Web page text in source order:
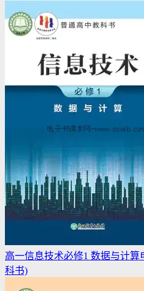
高一信息技术必修1 数据与计
科书)